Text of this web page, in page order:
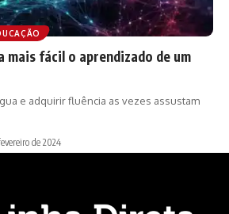
mais fácil o aprendizado de um
e adquirir fluência as vezes assustam
de 2024